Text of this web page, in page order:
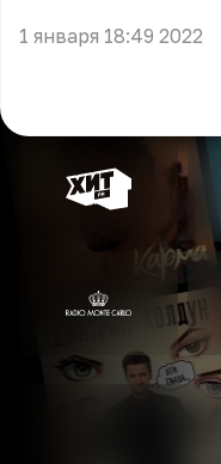
1 января 18:49 2022